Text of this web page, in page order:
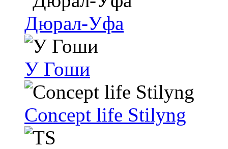
Дюрал-Уфа
У Гоши
Concept life Stilyng